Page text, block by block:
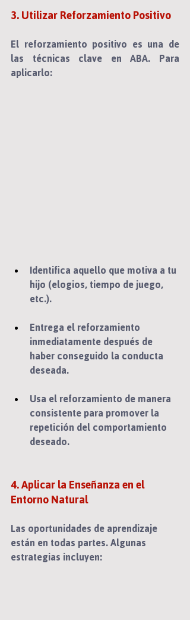
3. Utilizar Reforzamiento Positivo
El reforzamiento positivo es una de
las técnicas clave en ABA. Para
aplicarlo:
Identifica aquello que motiva a tu
hijo (elogios, tiempo de juego,
etc.).
Entrega el reforzamiento
inmediatamente después de
haber conseguido la conducta
deseada.
Usa el reforzamiento de manera
consistente para promover la
repetición del comportamiento
deseado.
4. Aplicar la Enseñanza en el
Entorno Natural
Las oportunidades de aprendizaje
están en todas partes. Algunas
estrategias incluyen: